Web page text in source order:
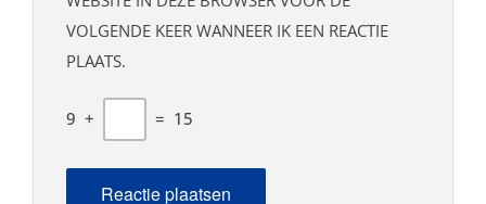
VOLGENDE KEER WANNEER IK EEN REACTIE
PLAATS.
9 + = 15